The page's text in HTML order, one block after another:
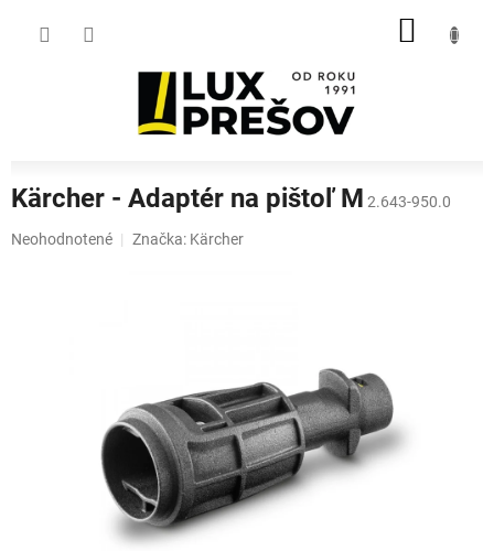
Kärcher - Adaptér na pištoľ M 2.643-950.0
Priemerné
Neohodnotené Značka: Kärcher